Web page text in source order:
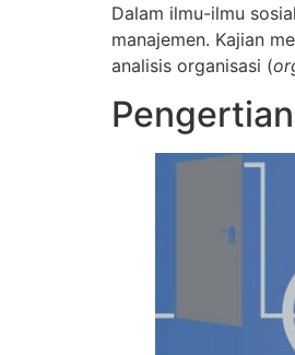
Dalam ilmu-ilmu
manajemen. Kajian
analisis organisasi (